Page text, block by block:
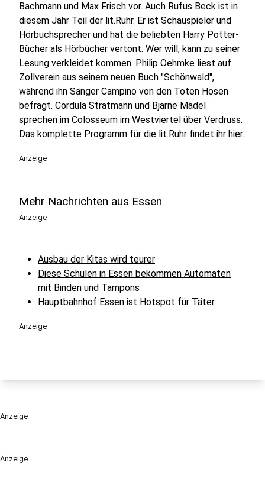
Anzeige
Bachmann und Max Frisch vor. Auch Rufus Beck ist in
diesem Jahr Teil der lit.Ruhr. Er ist Schauspieler und
Hörbuchsprecher und hat die beliebten Harry Potter-
Bücher als Hörbücher vertont. Wer will, kann zu seiner
Lesung verkleidet kommen. Philip Oehmke liest auf
Zollverein aus seinem neuen Buch "Schönwald",
während ihn Sänger Campino von den Toten Hosen
befragt. Cordula Stratmann und Bjarne Mädel
sprechen im Colosseum im Westviertel über Verdruss.
Das komplette Programm für die lit.Ruhr findet ihr hier.
Anzeige
Mehr Nachrichten aus Essen
Anzeige
Ausbau der Kitas wird teurer
Diese Schulen in Essen bekommen Automaten
mit Binden und Tampons
Hauptbahnhof Essen ist Hotspot für Täter
Anzeige
Anzeige